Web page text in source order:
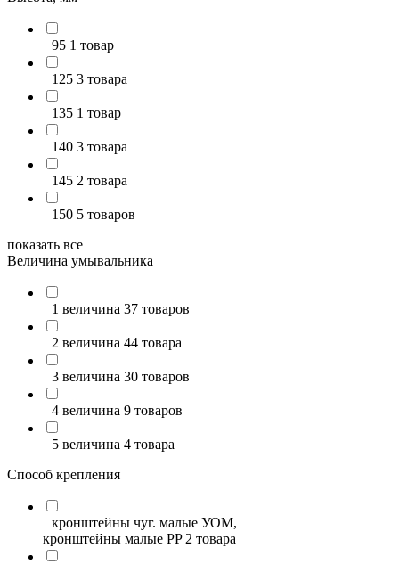
95 1 товар
125 3 товара
135 1 товар
140 3 товара
145 2 товара
150 5 товаров
показать все
Величина умывальника
1 величина 37 товаров
2 величина 44 товара
3 величина 30 товаров
4 величина 9 товаров
5 величина 4 товара
Способ крепления
кронштейны чуг. малые УОМ,
кронштейны малые PP 2 товара